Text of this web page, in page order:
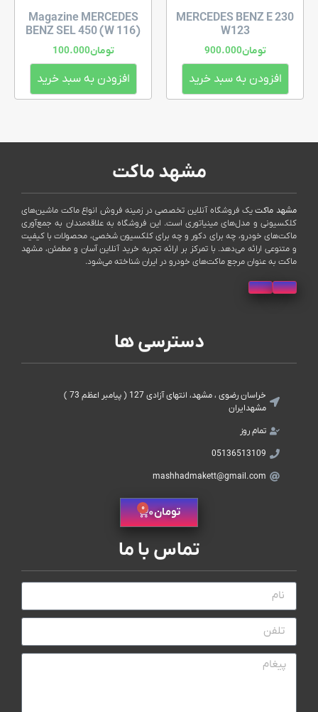
MERCEDES BENZ E 230
W123
تومان900.000
افزودن به سبد خرید
Magazine MERCEDES
BENZ SEL 450 (W 116)
تومان100.000
افزودن به سبد خرید
مشهد ماکت
مشهد ماکتیک فروشگاه آنلاین تخصصی در زمینه فروش انواع ماکت ماشین‌های
کلکسیونی و مدل‌های مینیاتوری است. این فروشگاه به علاقه‌مندان به جمع‌آوری
ماکت‌های خودرو، چه برای دکور و چه برای کلکسیون شخصی، محصولات با کیفیت
و متنوعی ارائه می‌دهد. با تمرکز بر ارائه تجربه خرید آنلاین آسان و مطمئن، مشهد
ماکت به عنوان مرجع ماکت‌های خودرو در ایران شناخته می‌شود.
دسترسی ها
خراسان رضوی ، مشهد، انتهای آزادی 127 ( پیامبر اعظم 73 )
مشهدایران
تمام روز
05136513109
mashhadmakett@gmail.com
تومان0
0
تماس با ما